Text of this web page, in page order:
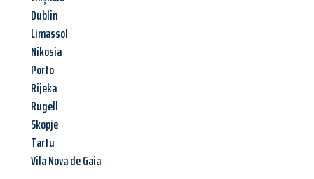
Dublin
Limassol
Nikosia
Porto
Rijeka
Rugell
Skopje
Tartu
Vila Nova de Gaia